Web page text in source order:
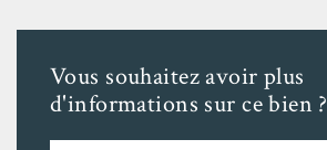
Vous souhaitez avoir plus
d'informations sur ce bien ?